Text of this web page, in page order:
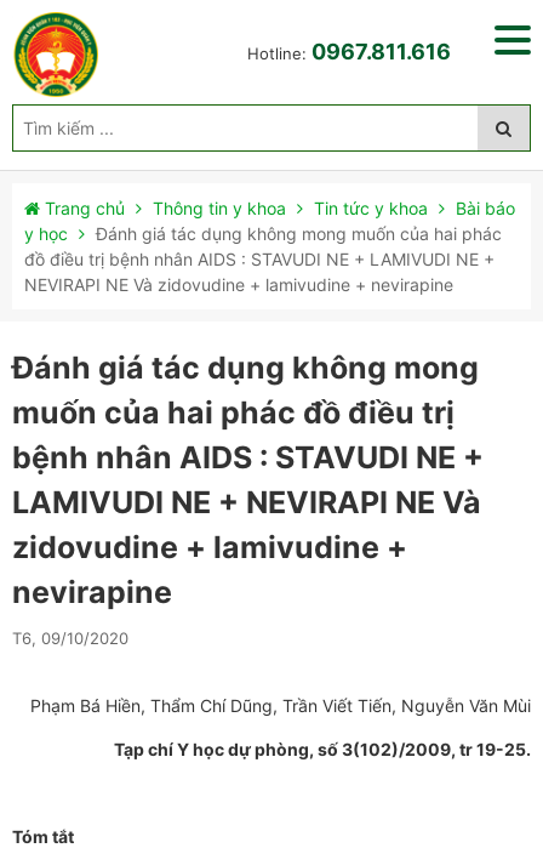
Hotline: 0967.811.616
Trang chủ Thông tin y khoa Tin tức y khoa
Bài báo
y học
Đánh giá tác dụng không mong muốn của hai phác
đồ điều trị bệnh nhân AIDS : STAVUDI NE + LAMIVUDI NE +
NEVIRAPI NE Và zidovudine + lamivudine + nevirapine
Đánh giá tác dụng không mong
muốn của hai phác đồ điều trị
bệnh nhân AIDS : STAVUDI NE +
LAMIVUDI NE + NEVIRAPI NE Và
zidovudine + lamivudine +
nevirapine
T6, 09/10/2020
Phạm Bá Hiền, Thẩm Chí Dũng, Trần Viết Tiến, Nguyễn Văn Mùi
Tạp chí Y học dự phòng, số 3(102)/2009, tr 19-25.
Tóm tắt